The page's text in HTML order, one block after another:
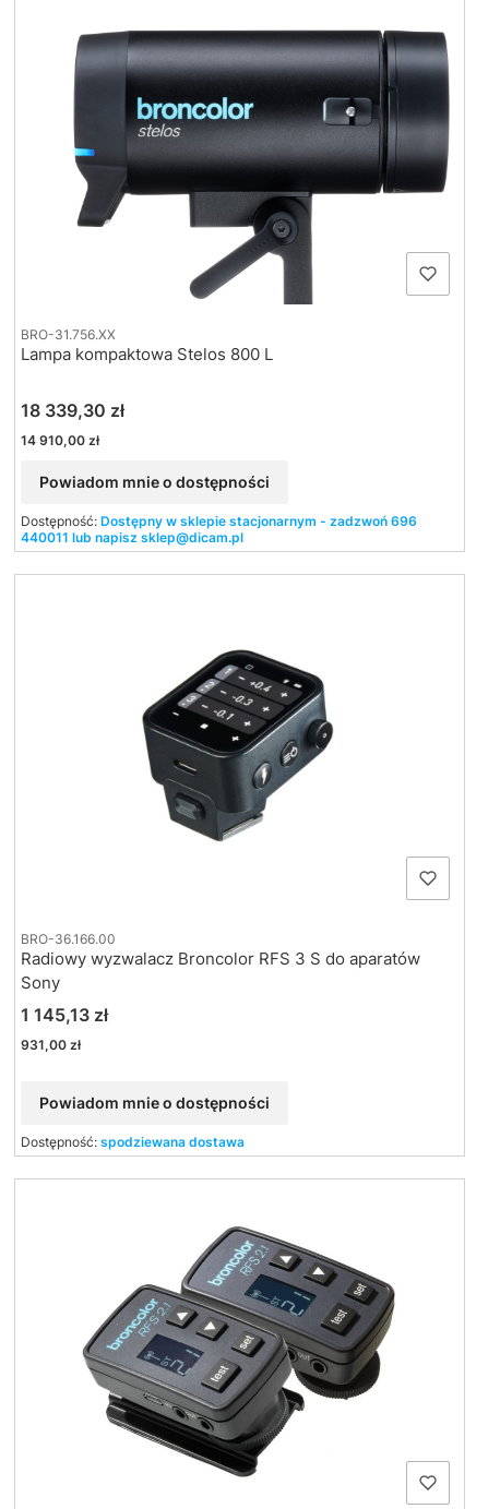
BRO-31.756.XX
Lampa kompaktowa Stelos 800 L
Cena
18 339,30 zł
Cena
14 910,00 zł
Powiadom mnie o dostępności
Dostępność: Dostępny w sklepie stacjonarnym - zadzwoń 696
440011 lub napisz sklep@dicam.pl
BRO-36.166.00
Radiowy wyzwalacz Broncolor RFS 3 S do aparatów
Sony
Cena
1 145,13 zł
Cena
931,00 zł
Powiadom mnie o dostępności
Dostępność: spodziewana dostawa